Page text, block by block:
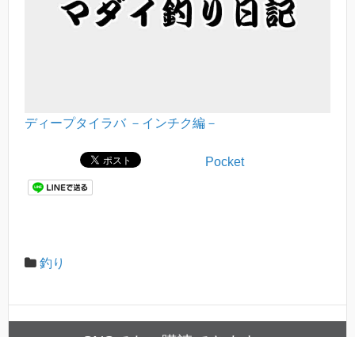
ディープタイラバ －インチク編－
Pocket
釣り